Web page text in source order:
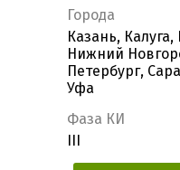
Города
Казань,
Нижний
Петербург,
Уфа
Фаза КИ